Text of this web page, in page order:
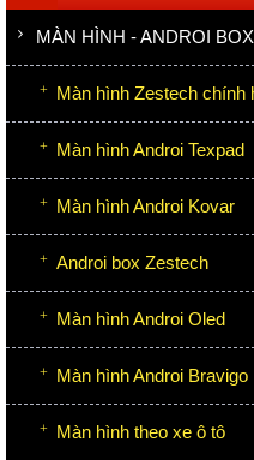
MÀN HÌNH - ANDROI
Màn hình Zestech chính
Màn hình Androi Texpad
Màn hình Androi Kovar
Androi box Zestech
Màn hình Androi Oled
Màn hình Androi Bravigo
Màn hình theo xe ô tô